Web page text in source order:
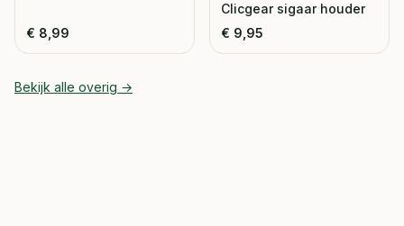
€ 8,99
Clicgear sigaar houder
€ 9,95
Bekijk alle overig →